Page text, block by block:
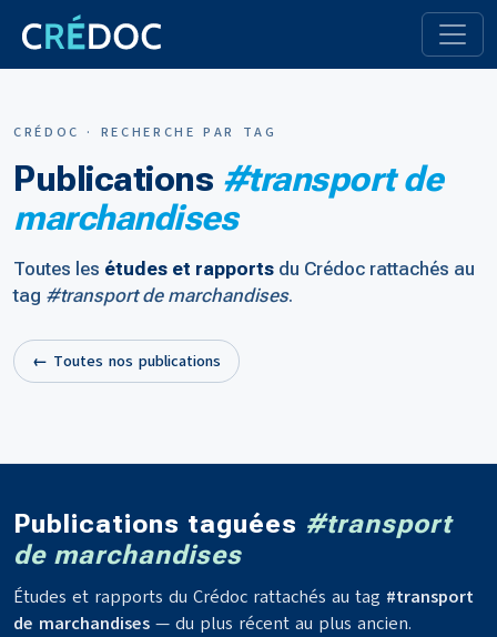
CRÉDOC · RECHERCHE PAR TAG
Publications #transport de
marchandises
Toutes les études et rapports du Crédoc rattachés au
tag #transport de marchandises.
← Toutes nos publications
Publications taguées #transport
de marchandises
Études et rapports du Crédoc rattachés au tag #transport
de marchandises — du plus récent au plus ancien.